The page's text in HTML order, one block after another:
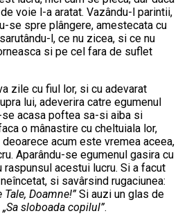
voie l-a aratat. Vazându-l parintii,
se spre plângere, amestecata cu
l, ce nu zicea, si ce nu
si pe cel fara de suflet
zile cu fiul lor, si cu adevarat
lui, adeverira catre egumenul
se acasa poftea sa-si aiba si
o mânastire cu cheltuiala lor,
acum este vremea aceea,
Aparându-se egumenul gasira cu
acestui lucru. Si a facut
si savârsind rugaciunea:
Doamne!”Si auzi un glas de
„Sa sloboada copilul”.